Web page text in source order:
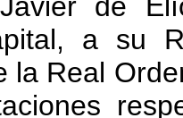
a su
la Real